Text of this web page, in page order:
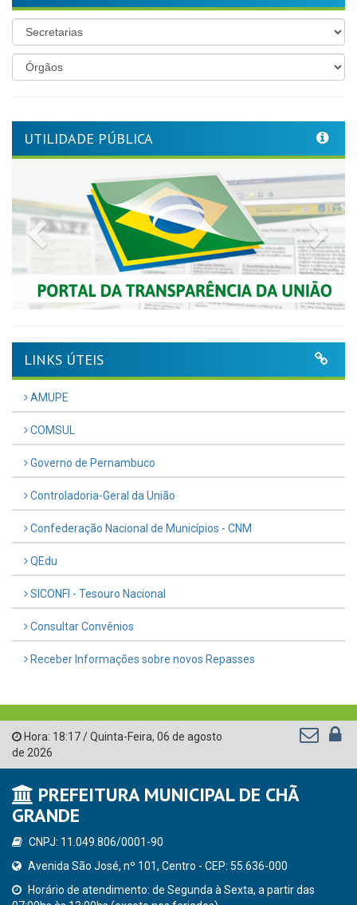
UTILIDADE PÚBLICA
Previous
LINKS ÚTEIS
AMUPE
COMSUL
Governo de Pernambuco
Controladoria-Geral da União
Confederação Nacional de Municípios - CNM
QEdu
SICONFI - Tesouro Nacional
Consultar Convênios
Receber Informações sobre novos Repasses
Hora: 18:17/Quinta-Feira, 06 de agosto
de 2026
PREFEITURA MUNICIPAL DE CHÃ
GRANDE
CNPJ: 11.049.806/0001-90
Avenida São José, nº 101, Centro - CEP: 55.636-000
Horário de atendimento: de Segunda à Sexta, a partir das